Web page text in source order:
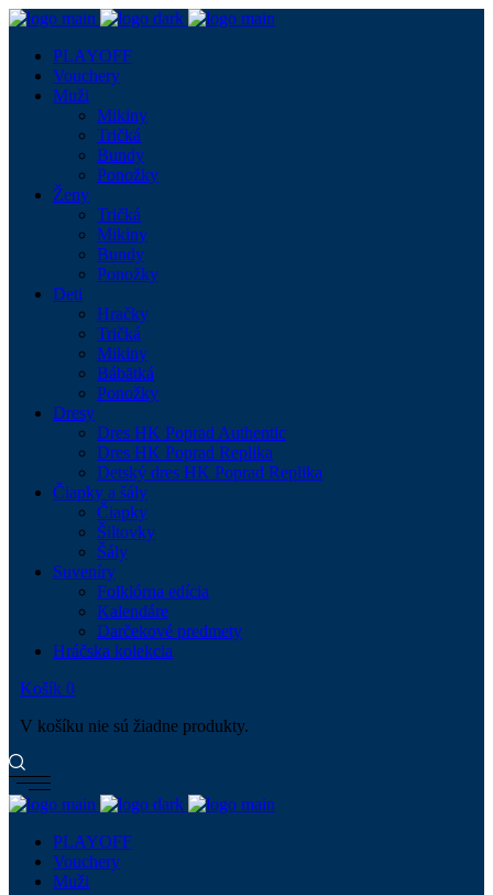
PLAYOFF
Vouchery
Muži
Mikiny
Tričká
Bundy
Ponožky
Ženy
Tričká
Mikiny
Bundy
Ponožky
Deti
Hračky
Tričká
Mikiny
Bábätká
Ponožky
Dresy
Dres HK Poprad Authentic
Dres HK Poprad Replika
Detský dres HK Poprad Replika
Čiapky a šály
Čiapky
Šiltovky
Šály
Suveníry
Folklórna edícia
Kalendáre
Darčekové predmety
Hráčska kolekcia
Košík 0
V košíku nie sú žiadne produkty.
PLAYOFF
Vouchery
Muži